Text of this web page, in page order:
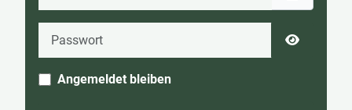
Angemeldet bleiben